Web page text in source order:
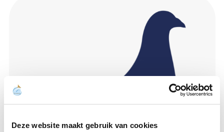
Deze website maakt gebruik van cookies